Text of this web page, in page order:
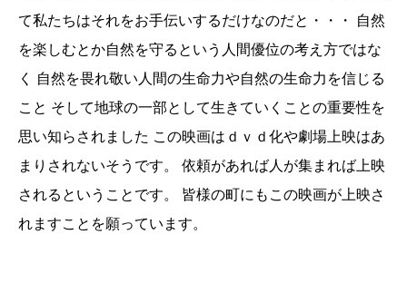
て私たちはそれをお手伝いするだけなのだと・・・ 自然
を楽しむとか自然を守るという人間優位の考え方ではな
く 自然を畏れ敬い人間の生命力や自然の生命力を信じる
こと そして地球の一部として生きていくことの重要性を
思い知らされました この映画はｄｖｄ化や劇場上映はあ
まりされないそうです。 依頼があれば人が集まれば上映
されるということです。 皆様の町にもこの映画が上映さ
れますことを願っています。